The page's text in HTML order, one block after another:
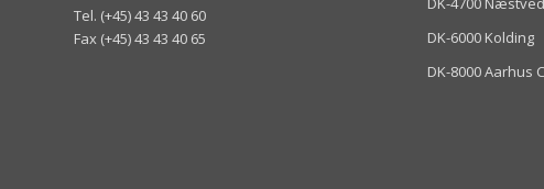
Tel. (+45) 43 43 40 60
Fax (+45) 43 43 40 65
DK-6000 Kolding
DK-8000 Aarhus C